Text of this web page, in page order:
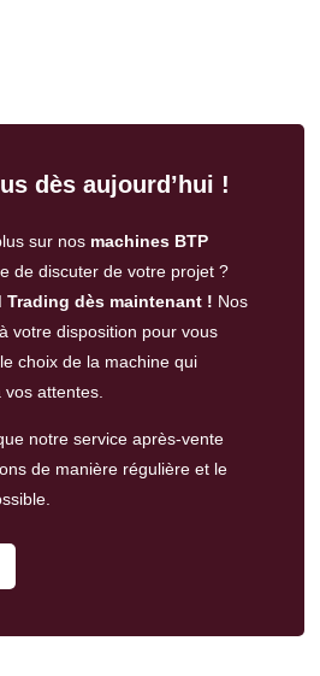
dès aujourd’hui !
sur nos machines BTP
de discuter de votre projet ?
Trading dès maintenant ! Nos
votre disposition pour vous
choix de la machine qui
vos attentes.
notre service après-vente
de manière régulière et le